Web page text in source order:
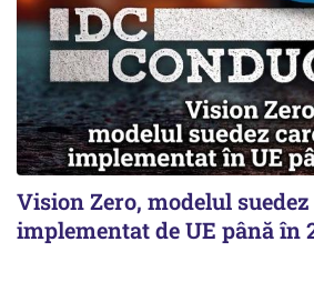
Vision Zero, modelul
implementat de UE până în